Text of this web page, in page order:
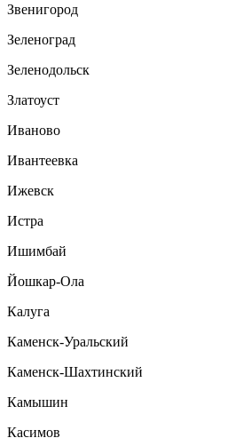
Звенигород
Зеленоград
Зеленодольск
Златоуст
Иваново
Ивантеевка
Ижевск
Истра
Ишимбай
Йошкар-Ола
Калуга
Каменск-Уральский
Каменск-Шахтинский
Камышин
Касимов